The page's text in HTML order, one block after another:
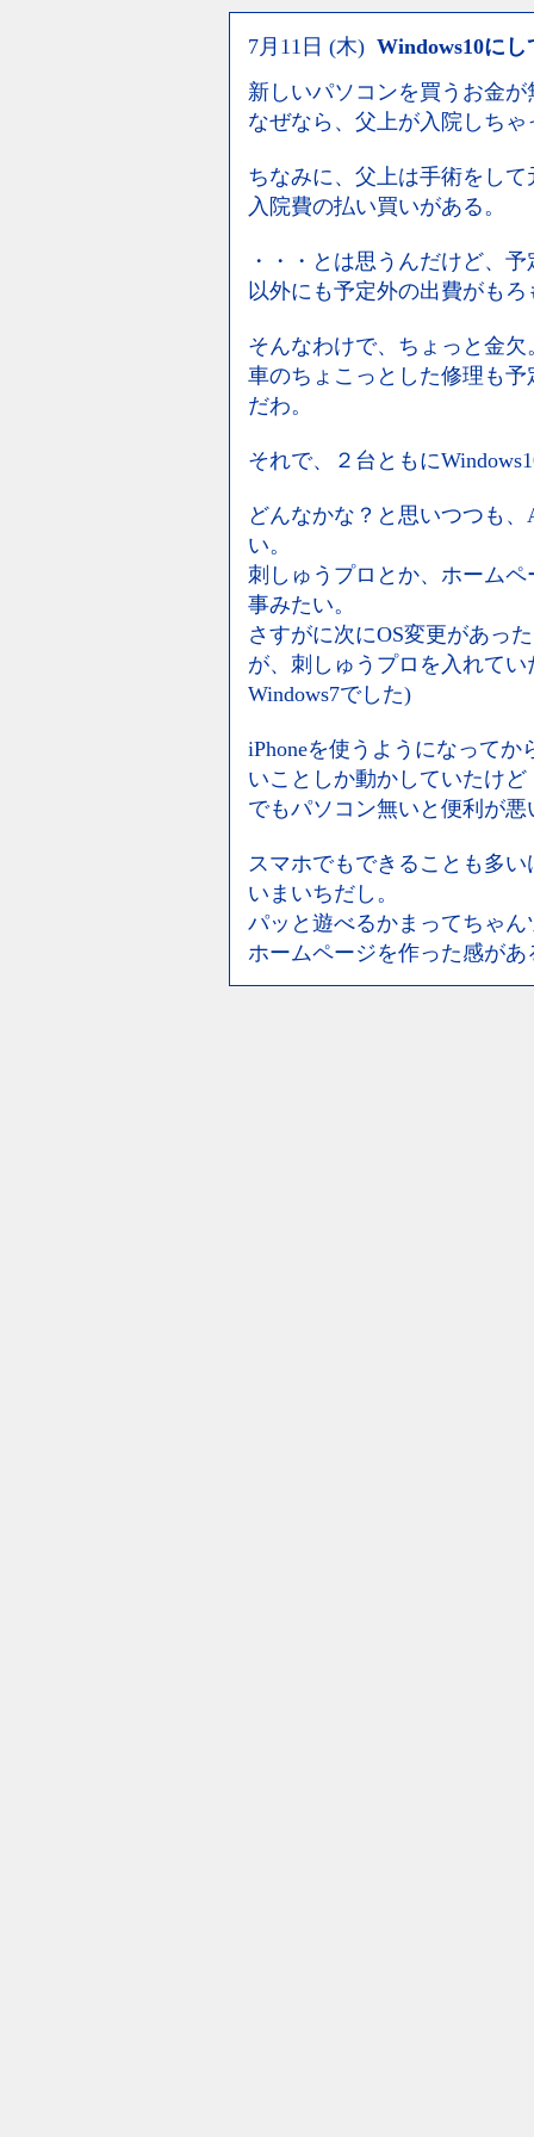
7月11日 (木) Windows10に
新しいパソコンを買うお金
なぜなら、父上が入院しち
ちなみに、父上は手術をし
入院費の払い買いがある。
・・・とは思うんだけど、
以外にも予定外の出費がも
そんなわけで、ちょっと金欠
車のちょこっとした修理も
だわ。
それで、２台ともに
どんなかな？と思いつつも
い。
刺しゅうプロとか、ホーム
事みたい。
さすがに次にOS変更があっ
が、刺しゅうプロを入れて
Windows7でした)
iPhoneを使うようになって
いことしか動かしていたけど
でもパソコン無いと便利が悪
スマホでもできることも多
いまいちだし。
パッと遊べるかまってちゃん
ホームページを作った感が